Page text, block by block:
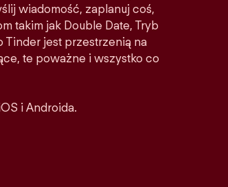
wiadomość, zaplanuj coś,
takim jak Double Date, Tryb
Tinder jest przestrzenią na
te poważne i wszystko co
i Androida.